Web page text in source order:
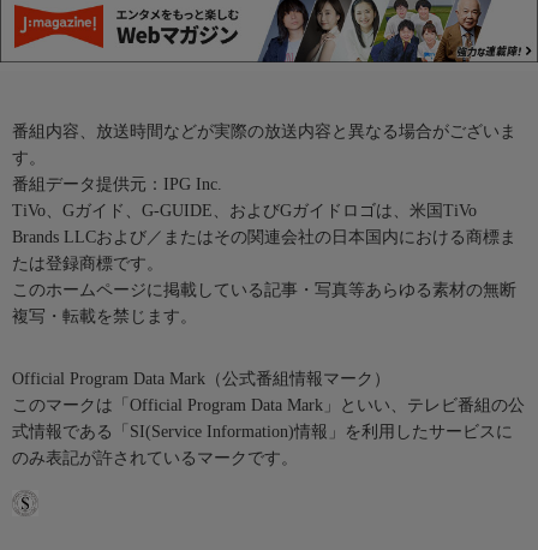
番組内容、放送時間などが実際の放送内容と異なる場合がございま
す。
番組データ提供元：IPG Inc.
TiVo、Gガイド、G-GUIDE、およびGガイドロゴは、米国TiVo
Brands LLCおよび／またはその関連会社の日本国内における商標ま
たは登録商標です。
このホームページに掲載している記事・写真等あらゆる素材の無断
複写・転載を禁じます。
Official Program Data Mark（公式番組情報マーク）
このマークは「Official Program Data Mark」といい、テレビ番組の公
式情報である「SI(Service Information)情報」を利用したサービスに
のみ表記が許されているマークです。